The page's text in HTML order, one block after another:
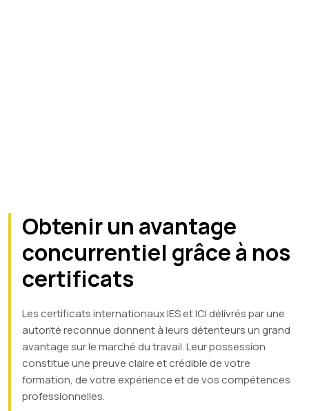
Obtenir un avantage
concurrentiel grâce à nos
certificats
Les certificats internationaux IES et ICI délivrés par une
autorité reconnue donnent à leurs détenteurs un grand
avantage sur le marché du travail. Leur possession
constitue une preuve claire et crédible de votre
formation, de votre expérience et de vos compétences
professionnelles.